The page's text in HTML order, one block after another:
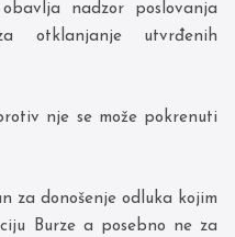
nadzor poslovanja
otklanjanje utvrđenih
nje se može pokrenuti
za donošenje odluka kojim
Burze a posebno ne za